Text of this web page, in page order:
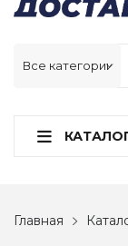
Главная